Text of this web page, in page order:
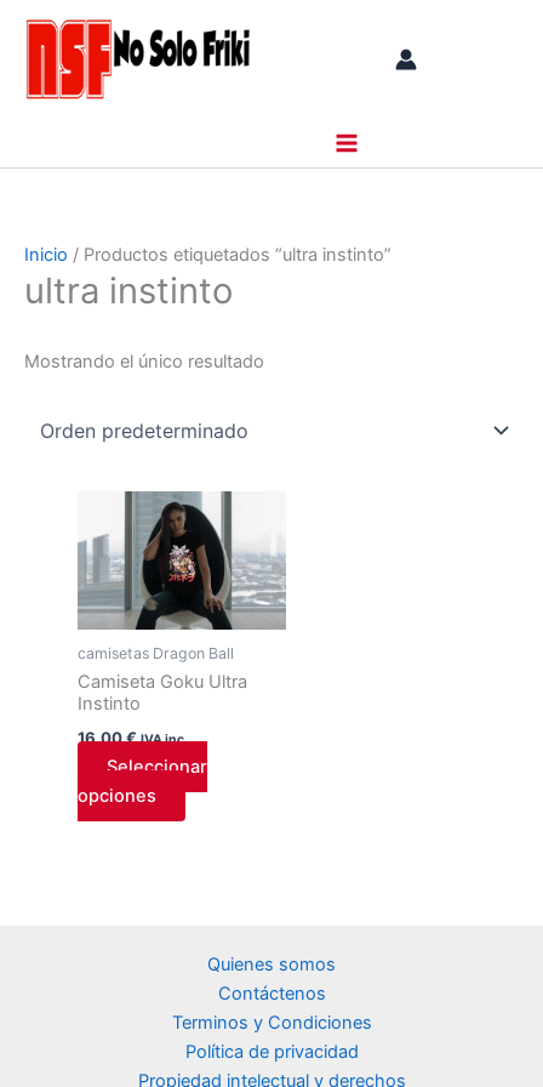
contenido
Inicio / Productos etiquetados “ultra instinto”
ultra instinto
Mostrando el único resultado
camisetas Dragon Ball
Camiseta Goku Ultra
Instinto
16,00€ IVA inc.
Seleccionar
opciones
Este
producto
tiene
múltiples
variantes.
Las
opciones
pueden
elegir
en
la
Quienes somos
Contáctenos
Terminos y Condiciones
Política de privacidad
Propiedad intelectual y derechos